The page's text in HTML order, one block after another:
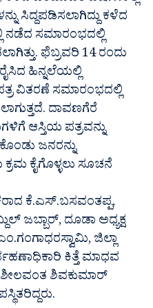
ಸಿದ್ದಪಡಿಸಲಾಗಿದ್ದು ಕಳೆದ
ನಡೆದ ಸಮಾರಂಭದಲ್ಲಿ
ಫೆಬ್ರವರಿ 14 ರಂದು
ಹಿನ್ನಲೆಯಲ್ಲಿ
ವಿತರಣೆ ಸಮಾರಂಭದಲ್ಲಿ
ದಾವಣಗೆರೆ
ಆಸ್ತಿಯ ಪತ್ರವನ್ನು
ಜನರನ್ನು
ಕೈಗೊಳ್ಳಲು ಸೂಚನೆ
ಕೆ.ಎಸ್.ಬಸವಂತಪ್ಪ,
ಜಬ್ಬಾರ್, ದೂಡಾ ಅಧ್ಯಕ್ಷ
ಜಿಲ್ಲಾ
ಕಿತ್ತೆ ಮಾಧವ
ಶೀಲವಂತ ಶಿವಕುಮಾರ್